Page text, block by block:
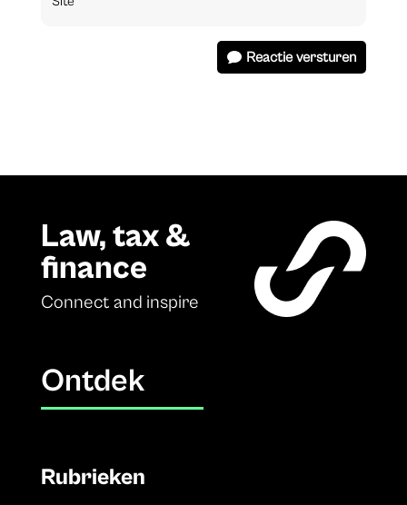
Reactie versturen
Law, tax &
finance
Connect and inspire
Ontdek
Rubrieken